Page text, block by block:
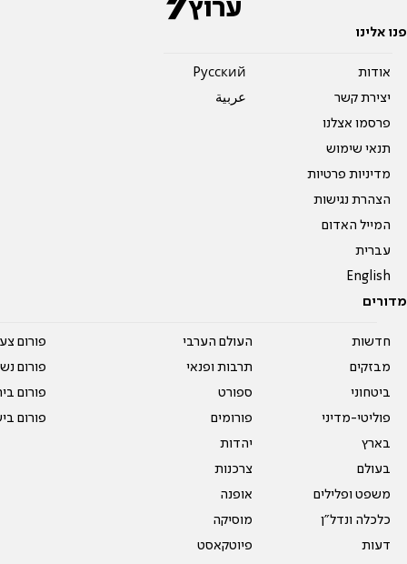
פנו אלינו
אודות
יצירת קשר
פרסמו אצלנו
תנאי שימוש
מדיניות פרטיות
הצהרת נגישות
המייל האדום
עברית
English
Pусский
عربية
מדורים
חדשות
מבזקים
ביטחוני
פוליטי-מדיני
בארץ
בעולם
משפט ופלילים
כלכלה ונדל"ן
דעות
העולם הערבי
תרבות ופנאי
ספורט
פורומים
יהדות
צרכנות
אופנה
מוסיקה
פיוטקאסט
פורום
פורום
פורום
פורום